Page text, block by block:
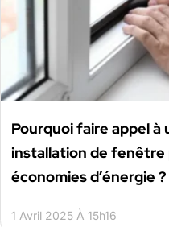
Pourquoi faire appel à
installation de
économies d’énergie ?
1 Avril 2025 À 15h16